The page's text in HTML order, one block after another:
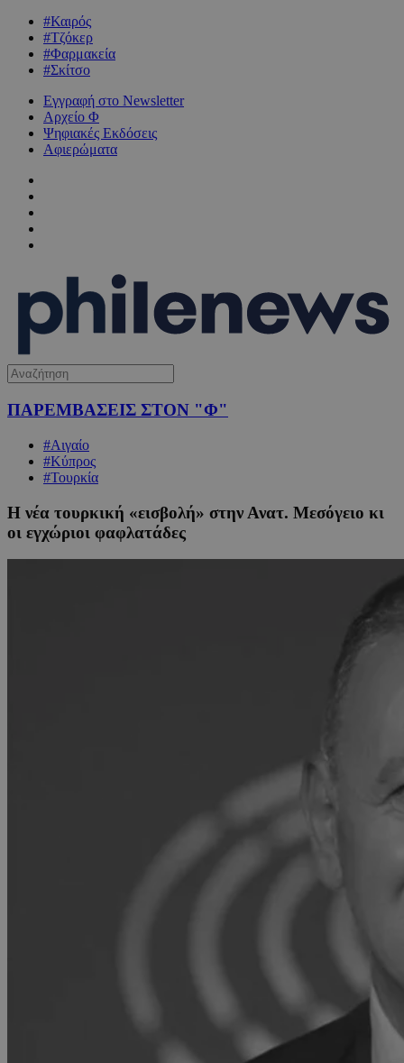
#Καιρός
#Τζόκερ
#Φαρμακεία
#Σκίτσο
Εγγραφή στο Newsletter
Αρχείο Φ
Ψηφιακές Εκδόσεις
Αφιερώματα
ΠΑΡΕΜΒΑΣΕΙΣ ΣΤΟΝ "Φ"
#Αιγαίο
#Κύπρος
#Τουρκία
Η νέα τουρκική «εισβολή» στην Ανατ. Μεσόγειο κι
οι εγχώριοι φαφλατάδες